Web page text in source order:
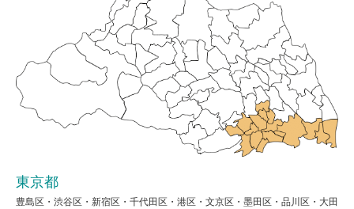
東京都
豊島区・渋谷区・新宿区・千代田区・港区・文京区・墨田区・品川区・大田